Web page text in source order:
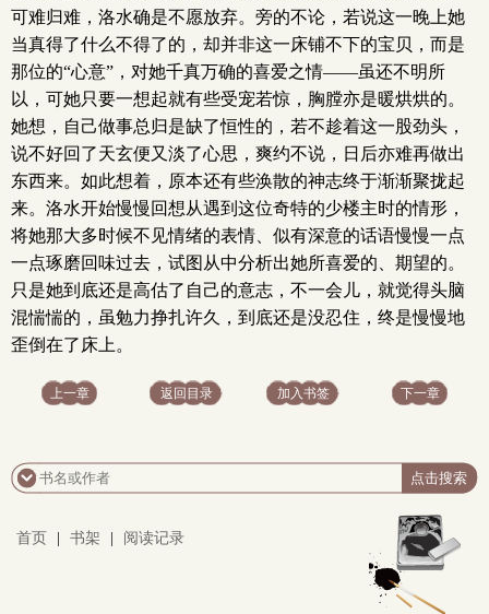
可难归难，洛水确是不愿放弃。旁的不论，若说这一晚上她
当真得了什么不得了的，却并非这一床铺不下的宝贝，而是
那位的“心意”，对她千真万确的喜爱之情——虽还不明所
以，可她只要一想起就有些受宠若惊，胸膛亦是暖烘烘的。
她想，自己做事总归是缺了恒性的，若不趁着这一股劲头，
说不好回了天玄便又淡了心思，爽约不说，日后亦难再做出
东西来。如此想着，原本还有些涣散的神志终于渐渐聚拢起
来。洛水开始慢慢回想从遇到这位奇特的少楼主时的情形，
将她那大多时候不见情绪的表情、似有深意的话语慢慢一点
一点琢磨回味过去，试图从中分析出她所喜爱的、期望的。
只是她到底还是高估了自己的意志，不一会儿，就觉得头脑
混惴惴的，虽勉力挣扎许久，到底还是没忍住，终是慢慢地
歪倒在了床上。
上一章 返回目录 加入书签 下一章
首页 书架 阅读记录